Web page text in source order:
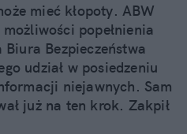
mieć kłopoty. ABW
popełnienia
Biura Bezpieczeństwa
udział w posiedzeniu
niejawnych. Sam
już na ten krok. Zakpił